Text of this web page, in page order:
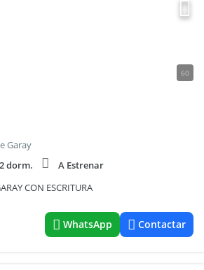
60
Garay
2 dorm.
A Estrenar
CON ESCRITURA
WhatsApp Contactar